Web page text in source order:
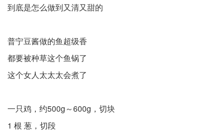
到底是怎么做到又清又甜的
普宁豆酱做的鱼超级香
都要被种草这个鱼锅了
这个女人太太太会煮了
一只鸡，约500g～600g，切块
1 根 葱，切段